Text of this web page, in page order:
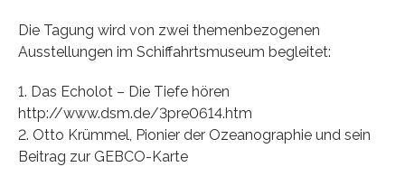
Die Tagung wird von zwei themenbezogenen
Ausstellungen im Schiffahrtsmuseum begleitet:
1. Das Echolot – Die Tiefe hören
http://www.dsm.de/3pre0614.htm
2. Otto Krümmel, Pionier der Ozeanographie und sein
Beitrag zur GEBCO-Karte